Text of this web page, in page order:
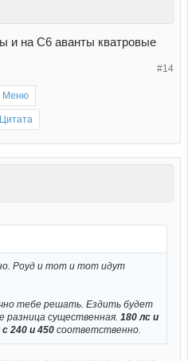
и на С6 аванты кватровые
#14
Меню
Цитата
Роуд и тот и тот идут
тебе решать. Ездить будет
существенная. 180 лс и
с 240 и 450 соответственно.